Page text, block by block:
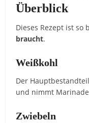
Überblick
Dieses Rezept istso
braucht.
Weißkohl
Der
und nimmt
Zwiebeln